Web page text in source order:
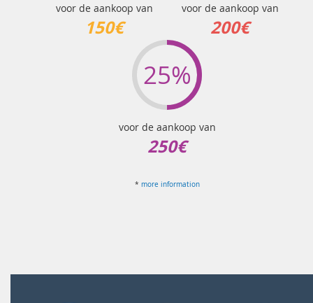
voor de aankoop van
150€
voor de aankoop van
200€
25%
voor de aankoop van
250€
* more information